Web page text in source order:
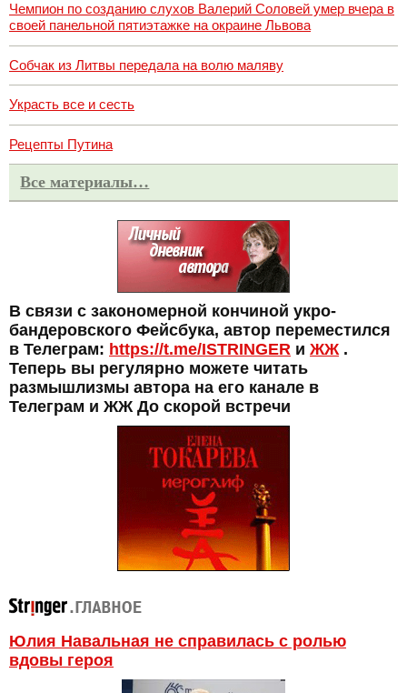
Чемпион по созданию слухов Валерий Соловей умер вчера в
своей панельной пятиэтажке на окраине Львова
Собчак из Литвы передала на волю маляву
Украсть все и сесть
Рецепты Путина
Все материалы…
В связи с закономерной кончиной укро-
бандеровского Фейсбука, автор переместился
в Телеграм: https://t.me/ISTRINGER и ЖЖ.
Теперь вы регулярно можете читать
размышлизмы автора на его канале в
Телеграм и ЖЖ До скорой встречи
Юлия Навальная не справилась с ролью
вдовы героя